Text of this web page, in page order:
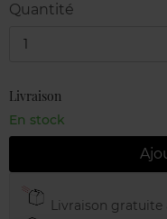
Quantité
1
Livraison
En stock
Livraison gratuite